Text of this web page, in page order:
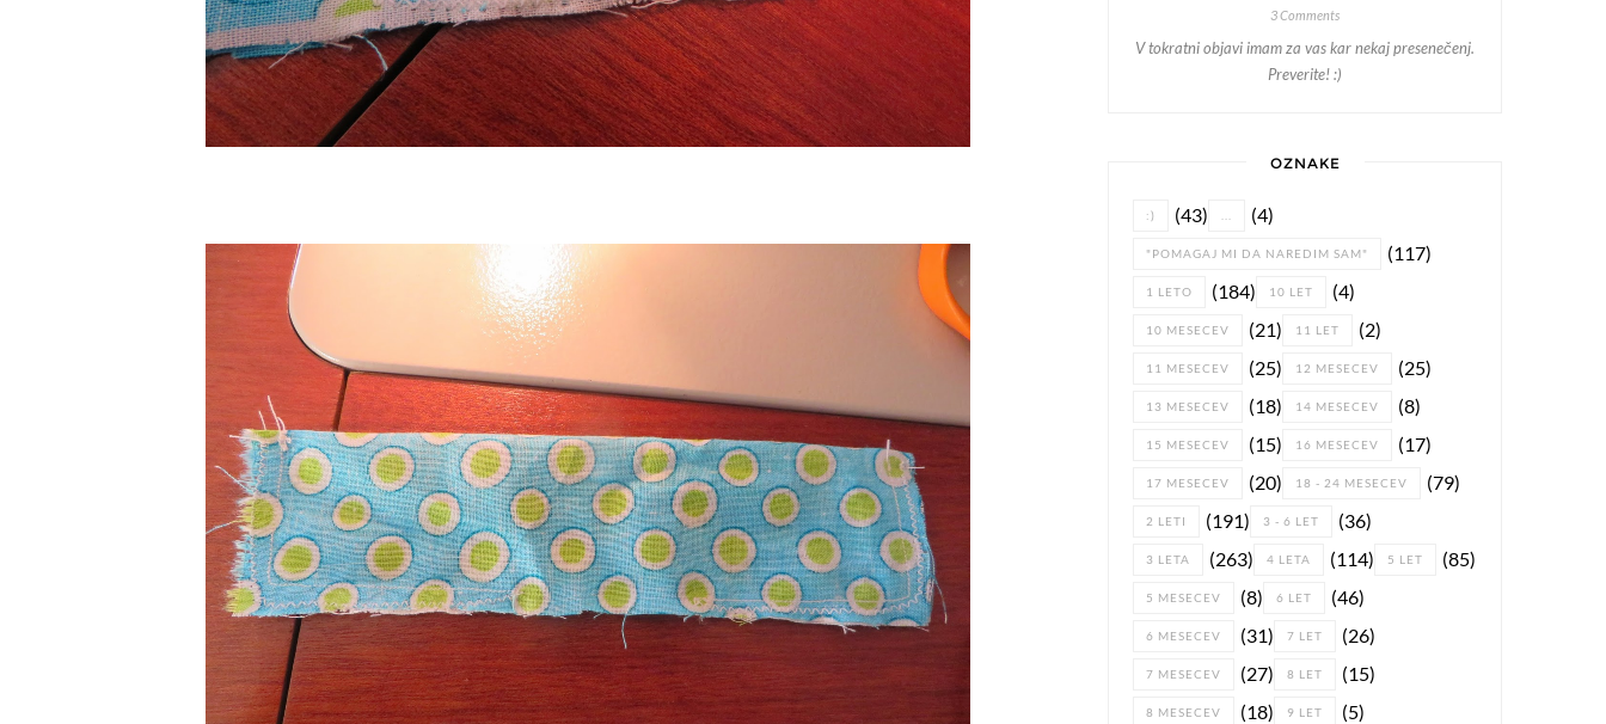
3 Comments
V tokratni objavi imam za vas kar nekaj presenečenj.
Preverite! :)
OZNAKE
:) (43) ... (4)
"POMAGAJ MI DA NAREDIM SAM" (117)
1 LETO (184) 10 LET (4)
10 MESECEV (21) 11 LET (2)
11 MESECEV (25) 12 MESECEV (25)
13 MESECEV (18) 14 MESECEV (8)
15 MESECEV (15) 16 MESECEV (17)
17 MESECEV (20) 18 - 24 MESECEV (79)
2 LETI (191) 3 - 6 LET (36)
3 LETA (263) 4 LETA (114) 5 LET (85)
5 MESECEV (8) 6 LET (46)
6 MESECEV (31) 7 LET (26)
7 MESECEV (27) 8 LET (15)
8 MESECEV (18) 9 LET (5)